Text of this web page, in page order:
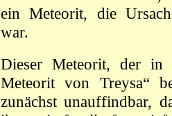
ein Meteorit, die
war.
Dieser Meteorit, der in
Meteorit von Treysa“
zunächst unauffindbar,